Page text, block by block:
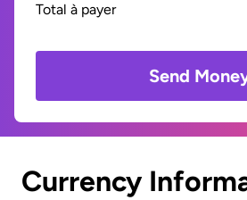
Total à payer
Send
Currency